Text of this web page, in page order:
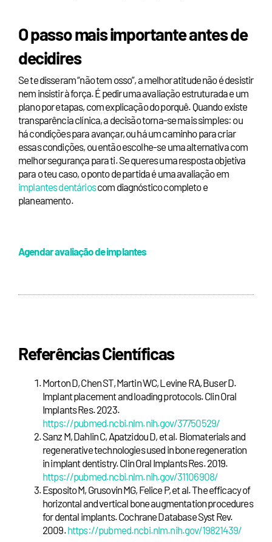
O passo mais importante antes de
decidires
Se te disseram “não tem osso”, a melhor atitude não é desistir
nem insistir à força. É pedir uma avaliação estruturada e um
plano por etapas, com explicação do porquê. Quando existe
transparência clínica, a decisão torna-se mais simples: ou
há condições para avançar, ou há um caminho para criar
essas condições, ou então escolhe-se uma alternativa com
melhor segurança para ti. Se queres uma resposta objetiva
para o teu caso, o ponto de partida é uma avaliação em
implantes dentárioscom diagnóstico completo e
planeamento.
Agendar avaliação de implantes
Referências Científicas
Morton D, Chen ST, Martin WC, Levine RA, Buser D.
Implant placement and loading protocols. Clin Oral
Implants Res. 2023.
https://pubmed.ncbi.nlm.nih.gov/37750529/
Sanz M, Dahlin C, Apatzidou D, et al. Biomaterials and
regenerative technologies used in bone regeneration
in implant dentistry. Clin Oral Implants Res. 2019.
https://pubmed.ncbi.nlm.nih.gov/31106908/
Esposito M, Grusovin MG, Felice P, et al. The efficacy of
horizontal and vertical bone augmentation procedures
for dental implants. Cochrane Database Syst Rev.
2009.https://pubmed.ncbi.nlm.nih.gov/19821439/